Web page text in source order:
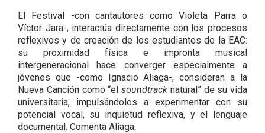
El Festival -con cantautores como Violeta Parra o
Víctor Jara-, interactúa directamente con los procesos
reflexivos y de creación de los estudiantes de la EAC:
su proximidad física e impronta musical
intergeneracional hace converger especialmente a
jóvenes que -como Ignacio Aliaga-, consideran a la
Nueva Canción como “el soundtrack natural” de su vida
universitaria, impulsándolos a experimentar con su
potencial vocal, su inquietud reflexiva, y el lenguaje
documental. Comenta Aliaga: